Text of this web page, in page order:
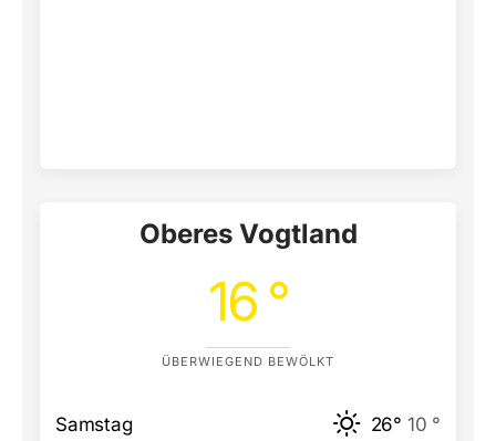
Oberes Vogtland
16 °
ÜBERWIEGEND BEWÖLKT
Samstag 26° 10 °